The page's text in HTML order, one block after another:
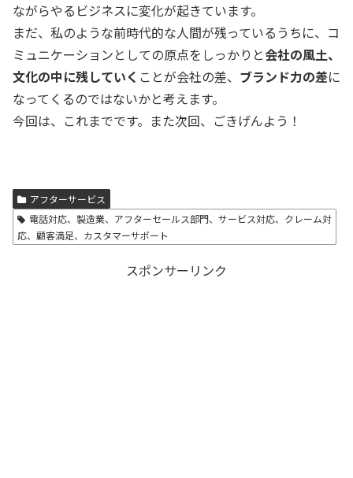
ながらやるビジネスに変化が起きています。
まだ、私のような前時代的な人間が残っているうちに、コ
ミュニケーションとしての原点をしっかりと会社の風土、
文化の中に残していく ことが会社の差、 ブランド力の差に
なってくるのではないかと考えます。
今回は、これまでです。また次回、ごきげんよう！
アフターサービス
電話対応、製造業、アフターセールス部門、サービス対応、クレーム対
応、顧客満足、カスタマーサポート
スポンサーリンク